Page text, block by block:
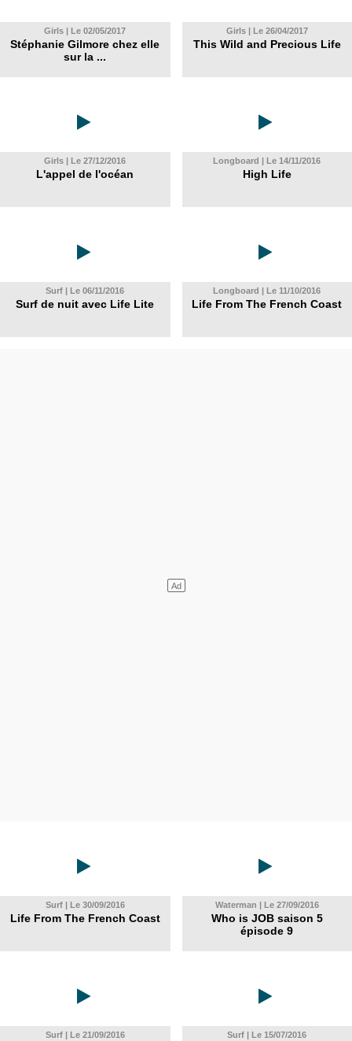
Girls | Le 02/05/2017
Stéphanie Gilmore chez elle
sur la ...
Girls | Le 26/04/2017
This Wild and Precious Life
Girls | Le 27/12/2016
L'appel de l'océan
Longboard | Le 14/11/2016
High Life
Surf | Le 06/11/2016
Surf de nuit avec Life Lite
Longboard | Le 11/10/2016
Life From The French Coast
Surf | Le 30/09/2016
Life From The French Coast
Waterman | Le 27/09/2016
Who is JOB saison 5
épisode 9
Surf | Le 21/09/2016 Surf | Le 15/07/2016